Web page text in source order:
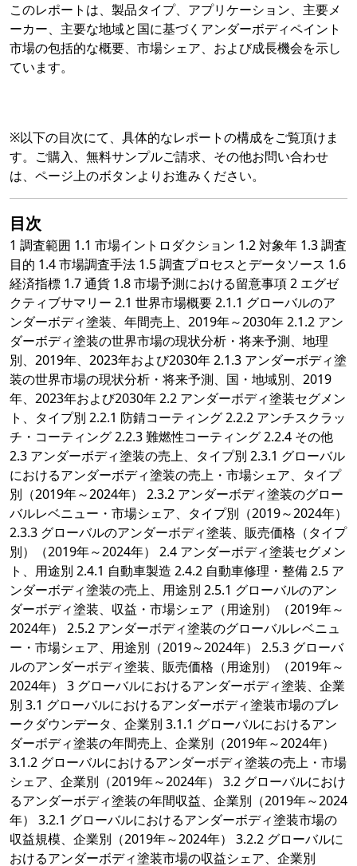
このレポートは、製品タイプ、アプリケーション、主要メ
ーカー、主要な地域と国に基づくアンダーボディペイント
市場の包括的な概要、市場シェア、および成長機会を示し
ています。
※以下の目次にて、具体的なレポートの構成をご覧頂けま
す。ご購入、無料サンプルご請求、その他お問い合わせ
は、ページ上のボタンよりお進みください。
目次
1 調査範囲 1.1 市場イントロダクション 1.2 対象年 1.3 調査
目的 1.4 市場調査手法 1.5 調査プロセスとデータソース 1.6
経済指標 1.7 通貨 1.8 市場予測における留意事項 2 エグゼ
クティブサマリー 2.1 世界市場概要 2.1.1 グローバルのア
ンダーボディ塗装、年間売上、2019年～2030年 2.1.2 アン
ダーボディ塗装の世界市場の現状分析・将来予測、地理
別、2019年、2023年および2030年 2.1.3 アンダーボディ塗
装の世界市場の現状分析・将来予測、国・地域別、2019
年、2023年および2030年 2.2 アンダーボディ塗装セグメン
ト、タイプ別 2.2.1 防錆コーティング 2.2.2 アンチスクラッ
チ・コーティング 2.2.3 難燃性コーティング 2.2.4 その他
2.3 アンダーボディ塗装の売上、タイプ別 2.3.1 グローバル
におけるアンダーボディ塗装の売上・市場シェア、タイプ
別（2019年～2024年） 2.3.2 アンダーボディ塗装のグロー
バルレベニュー・市場シェア、タイプ別（2019～2024年）
2.3.3 グローバルのアンダーボディ塗装、販売価格（タイプ
別）（2019年～2024年） 2.4 アンダーボディ塗装セグメン
ト、用途別 2.4.1 自動車製造 2.4.2 自動車修理・整備 2.5 ア
ンダーボディ塗装の売上、用途別 2.5.1 グローバルのアン
ダーボディ塗装、収益・市場シェア（用途別）（2019年～
2024年） 2.5.2 アンダーボディ塗装のグローバルレベニュ
ー・市場シェア、用途別（2019～2024年） 2.5.3 グローバ
ルのアンダーボディ塗装、販売価格（用途別）（2019年～
2024年） 3 グローバルにおけるアンダーボディ塗装、企業
別 3.1 グローバルにおけるアンダーボディ塗装市場のブレ
ークダウンデータ、企業別 3.1.1 グローバルにおけるアン
ダーボディ塗装の年間売上、企業別（2019年～2024年）
3.1.2 グローバルにおけるアンダーボディ塗装の売上・市場
シェア、企業別（2019年～2024年） 3.2 グローバルにおけ
るアンダーボディ塗装の年間収益、企業別（2019年～2024
年） 3.2.1 グローバルにおけるアンダーボディ塗装市場の
収益規模、企業別（2019年～2024年） 3.2.2 グローバルに
おけるアンダーボディ塗装市場の収益シェア、企業別